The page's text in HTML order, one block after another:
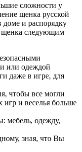
сложности у
щенка русской
и распорядку
щенка следующим
или одеждой
даже в игре, для
чтобы все могли
игр и веселья больше
мебель, одежду,
зная, что Вы